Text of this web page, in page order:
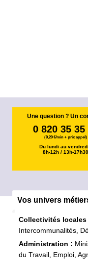
Une question ? Un
0 820 35 35
(0,20 €/min + prix appel)
Du lundi au
8h-12h / 13h-17h30
Vos univers
Collectivités locales
Intercommunalités,
Administration :
du Travail, Emploi,